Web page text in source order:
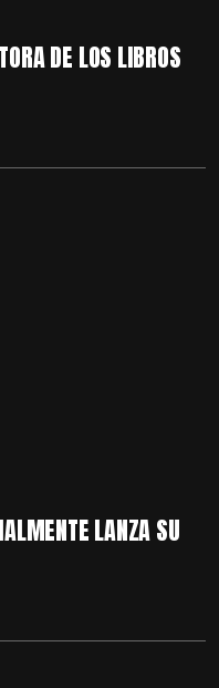
DE LOS LIBROS
LANZA SU